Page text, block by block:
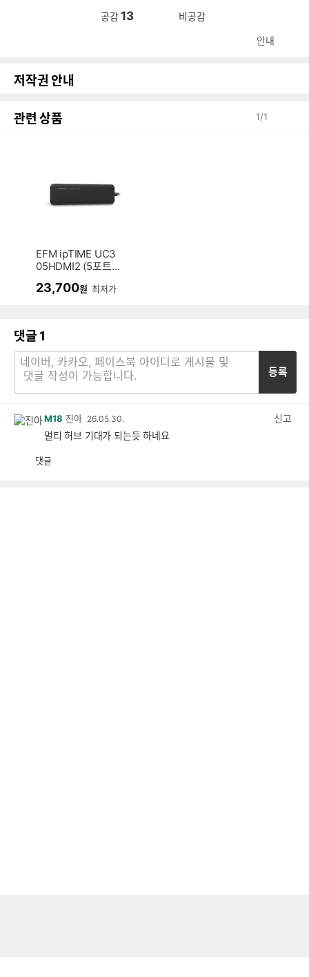
공감13 비공감
안내
저작권 안내
관련 상품 1/1
EFM ipTIME UC3
05HDMI2 (5포트/
23,700원 최저가
댓글 1
등록
M18 진아 26.05.30.
신고
멀티 허브 기대가 되는듯 하네요
댓글